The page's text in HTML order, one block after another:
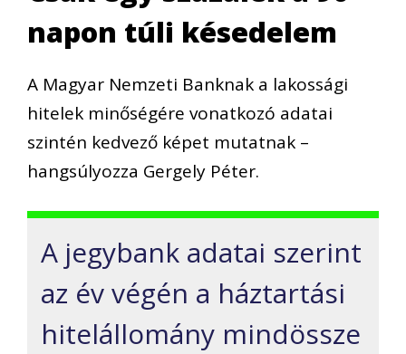
napon túli késedelem
A Magyar Nemzeti Banknak a lakossági
hitelek minőségére vonatkozó adatai
szintén kedvező képet mutatnak –
hangsúlyozza Gergely Péter.
A jegybank adatai szerint
az év végén a háztartási
hitelállomány mindössze